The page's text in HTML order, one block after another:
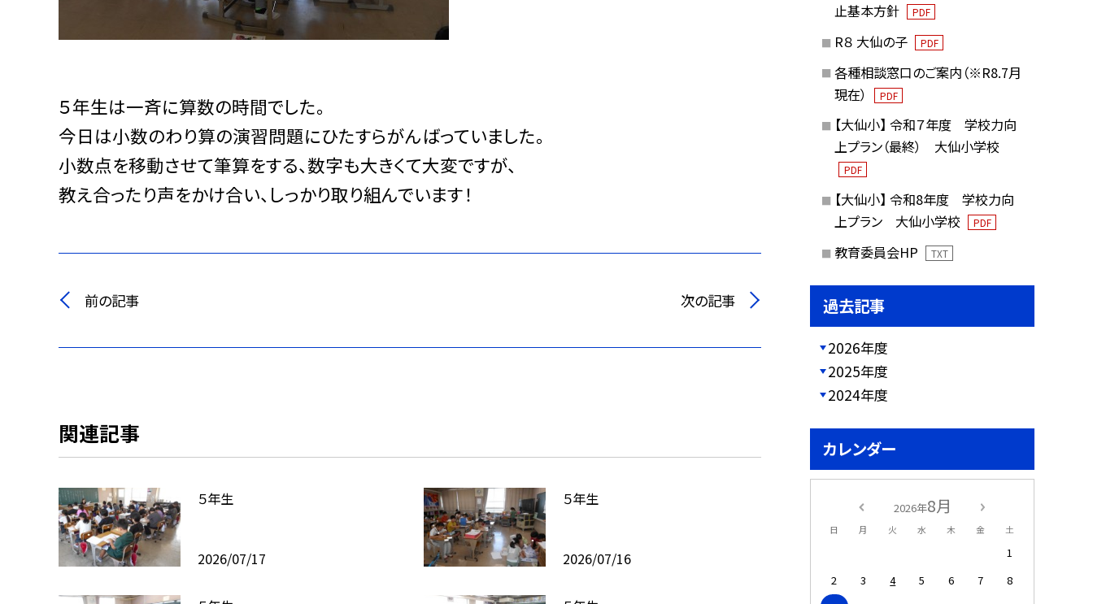
５年生は一斉に算数の時間でした。
今日は小数のわり算の演習問題にひたすらがんばっていました。
小数点を移動させて筆算をする、数字も大きくて大変ですが、
教え合ったり声をかけ合い、しっかり取り組んでいます！
前の記事 次の記事
関連記事
５年生
2026/07/17
５年生
2026/07/16
止基本方針
PDF
R８ 大仙の子 PDF
各種相談窓口のご案内（※R8.7月
現在）
PDF
【大仙小】 令和７年度 学校力向
上プラン（最終） 大仙小学校
PDF
【大仙小】 令和8年度 学校力向
上プラン 大仙小学校
PDF
教育委員会HP TXT
過去記事
2026年度
2025年度
2024年度
カレンダー
2026年8月
日 月 火 水 木 金 土
1
2
3 4 5 6 7
8